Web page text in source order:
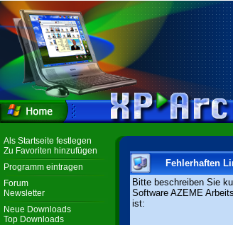
Als Startseite festlegen
Zu Favoriten hinzufügen
Programm eintragen
Forum
Newsletter
Neue Downloads
Top Downloads
Fehlerhaften
Bitte beschreiben Sie
Software AZEME
ist: